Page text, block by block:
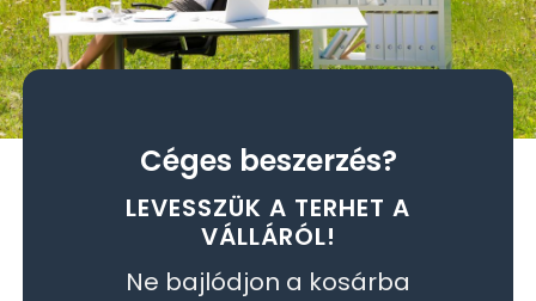
Céges beszerzés?
LEVESSZÜK A TERHET A
VÁLLÁRÓL!
Ne bajlódjon a kosárba